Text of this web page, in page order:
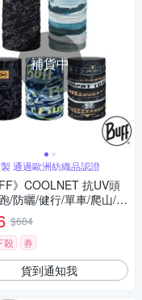
補貨中
通過歐洲紡織品認證
》COOLNET 抗UV頭
/防曬/健行/單車/爬山/吸
) $684
殺
券
貨到通知我